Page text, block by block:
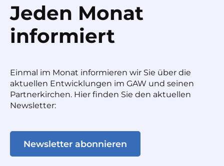
Jeden Monat
informiert
Einmal im Monat informieren wir Sie über die
aktuellen Entwicklungen im GAW und seinen
Partnerkirchen. Hier finden Sie den aktuellen
Newsletter:
Newsletter abonnieren